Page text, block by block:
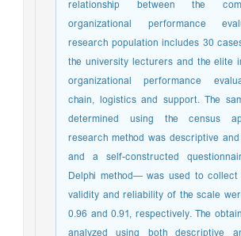
relationship between the
organizational performance
research population includes 30
the university lecturers and the elite
organizational performance
chain, logistics and support. The
determined using the census
research method was descriptive
and a self-constructed
Delphi method— was used to
validity and reliability of the scale
0.96 and 0.91, respectively. The